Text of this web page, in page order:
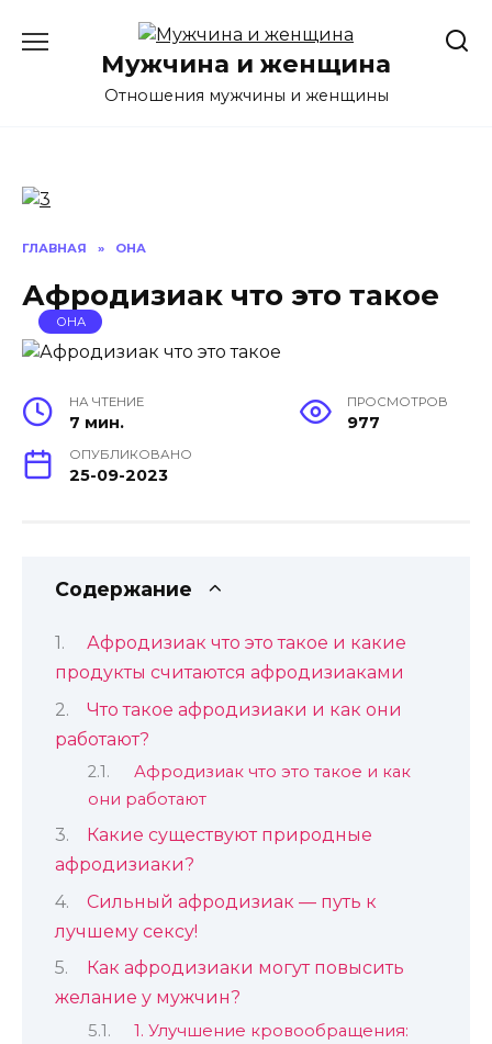
содержаниюМужчина и женщина
Отношения мужчины и женщины
ГЛАВНАЯ » ОНА
Афродизиак что это такое
ОНА
НА ЧТЕНИЕ
7 мин.
ПРОСМОТРОВ
977
ОПУБЛИКОВАНО
25-09-2023
Содержание
Афродизиак что это такое и какие
продукты считаются афродизиаками
Что такое афродизиаки и как они
работают?
Афродизиак что это такое и как
они работают
Какие существуют природные
афродизиаки?
Сильный афродизиак — путь к
лучшему сексу!
Как афродизиаки могут повысить
желание у мужчин?
1. Улучшение кровообращения: